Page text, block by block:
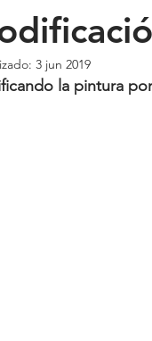
3 jun 2019
la pintura